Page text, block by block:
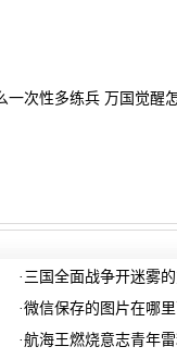
次性多练兵 万国觉醒
· 三国全面战争开迷雾
·微信保存的图片在哪
·航海王燃烧意志青年